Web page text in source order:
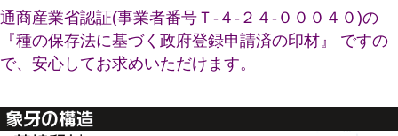
通商産業省認証(事業者番号Ｔ-４-２４-０００４０)の
『種の保存法に基づく政府登録申請済の印材』 ですの
で、安心してお求めいただけます。